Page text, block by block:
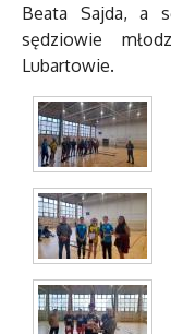
Beata Sajda, a
sędziowie
Lubartowie.